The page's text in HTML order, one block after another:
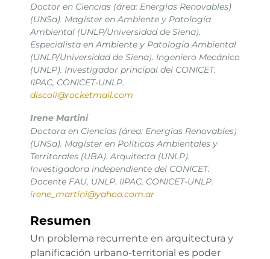
Doctor en Ciencias (área: Energías Renovables)
(UNSa). Magíster en Ambiente y Patología
Ambiental (UNLP/Universidad de Siena).
Especialista en Ambiente y Patología Ambiental
(UNLP/Universidad de Siena). Ingeniero Mecánico
(UNLP). Investigador principal del CONICET.
IIPAC, CONICET-UNLP.
discoli@rocketmail.com
Irene Martini
Doctora en Ciencias (área: Energías Renovables)
(UNSa). Magíster en Políticas Ambientales y
Territorales (UBA). Arquitecta (UNLP).
Investigadora independiente del CONICET.
Docente FAU, UNLP. IIPAC, CONICET-UNLP.
irene_martini@yahoo.com.ar
Resumen
Un problema recurrente en arquitectura y
planificación urbano-territorial es poder